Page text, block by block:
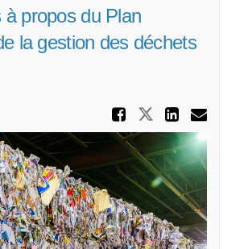
à propos du Plan
la gestion des déchets
Partager